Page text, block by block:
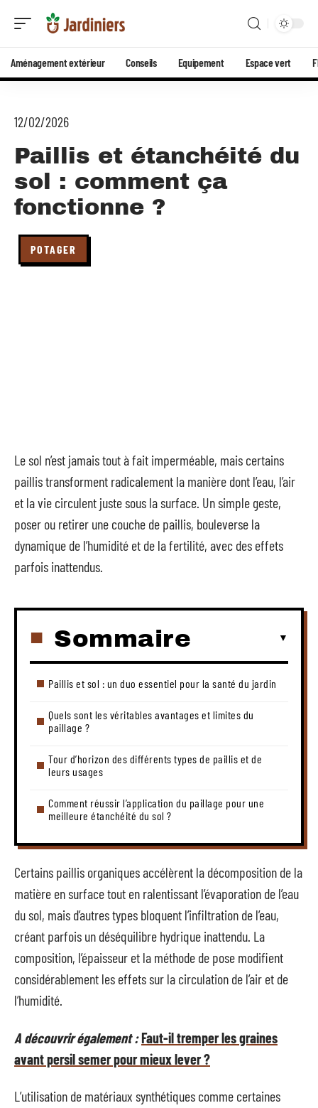
Aménagement extérieur Conseils Equipement Espace vert
12/02/2026
Paillis et étanchéité du
sol : comment ça
fonctionne ?
POTAGER
Le sol n’est jamais tout à fait imperméable, mais certains
paillis transforment radicalement la manière dont l’eau, l’air
et la vie circulent juste sous la surface. Un simple geste,
poser ou retirer une couche de paillis, bouleverse la
dynamique de l’humidité et de la fertilité, avec des effets
parfois inattendus.
Sommaire
Paillis et sol : un duo essentiel pour la santé du jardin
Quels sont les véritables avantages et limites du
paillage ?
Tour d’horizon des différents types de paillis et de
leurs usages
Comment réussir l’application du paillage pour une
meilleure étanchéité du sol ?
Certains paillis organiques accélèrent la décomposition de la
matière en surface tout en ralentissant l’évaporation de l’eau
du sol, mais d’autres types bloquent l’infiltration de l’eau,
créant parfois un déséquilibre hydrique inattendu. La
composition, l’épaisseur et la méthode de pose modifient
considérablement les effets sur la circulation de l’air et de
l’humidité.
A découvrir également :Faut-il tremper les graines
avant persil semer pour mieux lever ?
L’utilisation de matériaux synthétiques comme certaines